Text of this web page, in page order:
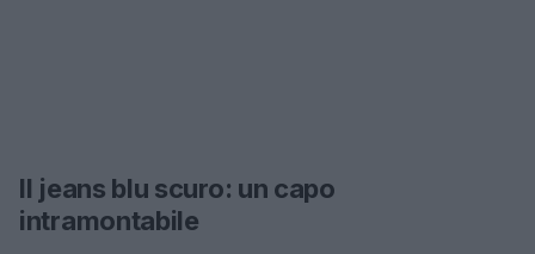
Il jeans blu scuro: un capo
intramontabile